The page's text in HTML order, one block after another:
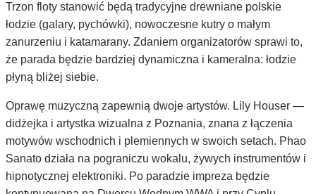
Trzon floty stanowić będą tradycyjne drewniane polskie
łodzie (galary, pychówki), nowoczesne kutry o małym
zanurzeniu i katamarany. Zdaniem organizatorów sprawi to,
że parada będzie bardziej dynamiczna i kameralna: łodzie
płyną bliżej siebie.
Oprawę muzyczną zapewnią dwoje artystów. Lily Houser —
didżejka i artystka wizualna z Poznania, znana z łączenia
motywów wschodnich i plemiennych w swoich setach. Phao
Sanato działa na pograniczu wokalu, żywych instrumentów i
hipnotycznej elektroniki. Po paradzie impreza będzie